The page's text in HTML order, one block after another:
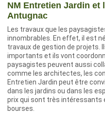
NM Entretien Jardin et
Antugnac
Les travaux que les
innombrables. En effet, il est
travaux de gestion de projets.
importants et ils vont
paysagistes peuvent aussi
comme les architectes, les
Entretien Jardin peut être
dans les jardins ou dans les
prix qui sont très intéressants
bourses.